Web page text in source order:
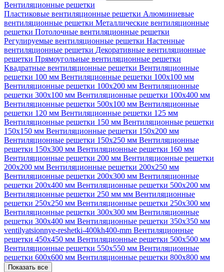
Вентиляционные решетки
Пластиковые вентиляционные решетки Алюминиевые
вентиляционные решетки Металлические вентиляционные
решетки Потолочные вентиляционные решетки
Регулируемые вентиляционные решетки Настенные
вентиляционные решетки Декоративные вентиляционные
решетки Прямоугольные вентиляционные решетки
Квадратные вентиляционные решетки Вентиляционные
решетки 100 мм Вентиляционные решетки 100х100 мм
Вентиляционные решетки 100х200 мм Вентиляционные
решетки 300х100 мм Вентиляционные решетки 100х400 мм
Вентиляционные решетки 500х100 мм Вентиляционные
решетки 120 мм Вентиляционные решетки 125 мм
Вентиляционные решетки 150 мм Вентиляционные решетки
150х150 мм Вентиляционные решетки 150х200 мм
Вентиляционные решетки 150х250 мм Вентиляционные
решетки 150х300 мм Вентиляционные решетки 160 мм
Вентиляционные решетки 200 мм Вентиляционные решетки
200х200 мм Вентиляционные решетки 200х250 мм
Вентиляционные решетки 200х300 мм Вентиляционные
решетки 200х400 мм Вентиляционные решетки 500х200 мм
Вентиляционные решетки 250 мм мм Вентиляционные
решетки 250х250 мм Вентиляционные решетки 250х300 мм
Вентиляционные решетки 300х300 мм Вентиляционные
решетки 300х400 мм Вентиляционные решетки 350х350 мм
ventilyatsionnye-reshetki-400kh400-mm Вентиляционные
решетки 450х450 мм Вентиляционные решетки 500х500 мм
Вентиляционные решетки 550х550 мм Вентиляционные
решетки 600х600 мм Вентиляционные решетки 800х800 мм
Показать все